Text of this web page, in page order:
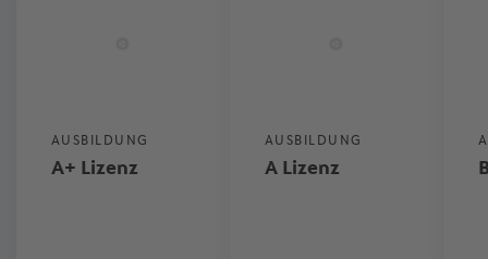
AUSBILDUNG
A+ Lizenz
AUSBILDUNG
A Lizenz